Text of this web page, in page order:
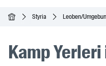
Ana SayfaStyria Leoben/
Kamp